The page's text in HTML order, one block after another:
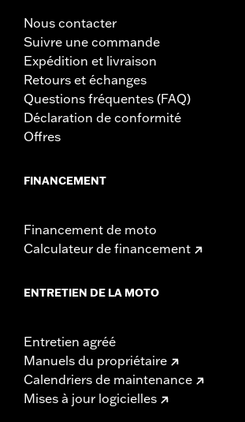
Nous contacter
Suivre une commande
Expédition et livraison
Retours et échanges
Questions fréquentes (FAQ)
Déclaration de conformité
Offres
FINANCEMENT
Financement de moto
Calculateur de financement
ENTRETIEN DE LA MOTO
Entretien agréé
Manuels du propriétaire
Calendriers de maintenance
Mises à jour logicielles